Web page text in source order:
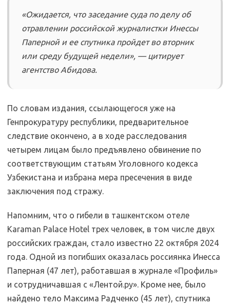
«Ожидается, что заседание суда по делу об
отравлении российской журналистки Инессы
Паперной и ее спутника пройдет во вторник
или среду будущей недели», — цитирует
агентство Абидова.
По словам издания, ссылающегося уже на
Генпрокуратуру республики, предварительное
следствие окончено, а в ходе расследования
четырем лицам было предъявлено обвинение по
соответствующим статьям Уголовного кодекса
Узбекистана и избрана мера пресечения в виде
заключения под стражу.
Напомним, что о гибели в ташкентском отеле
Karaman Palace Hotel трех человек, в том числе двух
российских граждан, стало известно 22 октября 2024
года. Одной из погибших оказалась россиянка Инесса
Паперная (47 лет), работавшая в журнале «Профиль»
и сотрудничавшая с «Лентой.ру». Кроме нее, было
найдено тело Максима Радченко (45 лет), спутника